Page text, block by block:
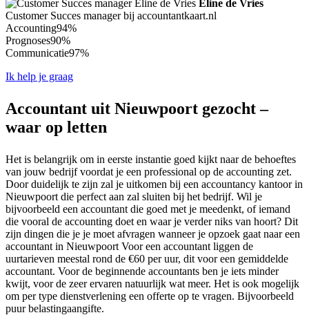
Eline de Vries
Customer Succes manager bij accountantkaart.nl
Accounting94%
Prognoses90%
Communicatie97%
Ik help je graag
Accountant uit Nieuwpoort gezocht –
waar op letten
Het is belangrijk om in eerste instantie goed kijkt naar de behoeftes
van jouw bedrijf voordat je een professional op de accounting zet.
Door duidelijk te zijn zal je uitkomen bij een accountancy kantoor in
Nieuwpoort die perfect aan zal sluiten bij het bedrijf. Wil je
bijvoorbeeld een accountant die goed met je meedenkt, of iemand
die vooral de accounting doet en waar je verder niks van hoort? Dit
zijn dingen die je je moet afvragen wanneer je opzoek gaat naar een
accountant in Nieuwpoort Voor een accountant liggen de
uurtarieven meestal rond de €60 per uur, dit voor een gemiddelde
accountant. Voor de beginnende accountants ben je iets minder
kwijt, voor de zeer ervaren natuurlijk wat meer. Het is ook mogelijk
om per type dienstverlening een offerte op te vragen. Bijvoorbeeld
puur belastingaangifte.